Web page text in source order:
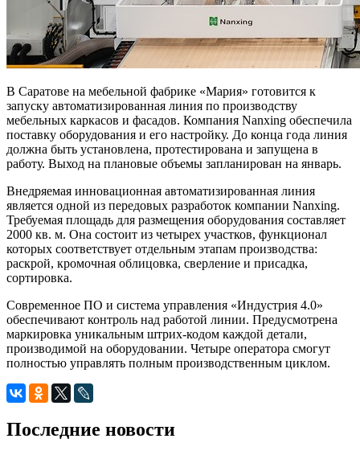
В Саратове на мебельной фабрике «Мария» готовится к
запуску автоматизированная линия по производству
мебельных каркасов и фасадов. Компания Nanxing обеспечила
поставку оборудования и его настройку. До конца года линия
должна быть установлена, протестирована и запущена в
работу. Выход на плановые объемы запланирован на январь.
Внедряемая инновационная автоматизированная линия
является одной из передовых разработок компании Nanxing.
Требуемая площадь для размещения оборудования составляет
2000 кв. м. Она состоит из четырех участков, функционал
которых соответствует отдельным этапам производства:
раскрой, кромочная облицовка, сверление и присадка,
сортировка.
Современное ПО и система управления «Индустрия 4.0»
обеспечивают контроль над работой линии. Предусмотрена
маркировка уникальным штрих-кодом каждой детали,
производимой на оборудовании. Четыре оператора смогут
полностью управлять полным производственным циклом.
Последние новости